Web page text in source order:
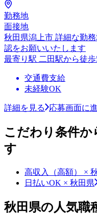
勤務地
面接地
秋田県潟上市 詳細な勤
認をお願いいたします
最寄り駅 二田駅から徒歩
交通費支給
未経験OK
詳細を見る 応募画面に
こだわり条件
す
高収入（高額） ×
日払いOK × 秋田県
秋田県の人気職